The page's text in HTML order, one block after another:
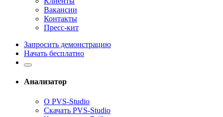
Вакансии
Контакты
Пресс-кит
Запросить демонстрацию
Начать бесплатно
Анализатор
О PVS-Studio
Скачать PVS-Studio